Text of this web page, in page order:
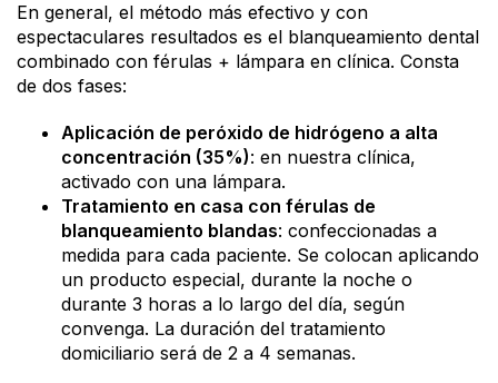
En general, el método más efectivo y con
espectaculares resultados es el blanqueamiento dental
combinado con férulas + lámpara en clínica. Consta
de dos fases:
Aplicación de peróxido de hidrógeno a alta
concentración (35%): en nuestra clínica,
activado con una lámpara.
Tratamiento en casa con férulas de
blanqueamiento blandas: confeccionadas a
medida para cada paciente. Se colocan aplicando
un producto especial, durante la noche o
durante 3 horas a lo largo del día, según
convenga. La duración del tratamiento
domiciliario será de 2 a 4 semanas.